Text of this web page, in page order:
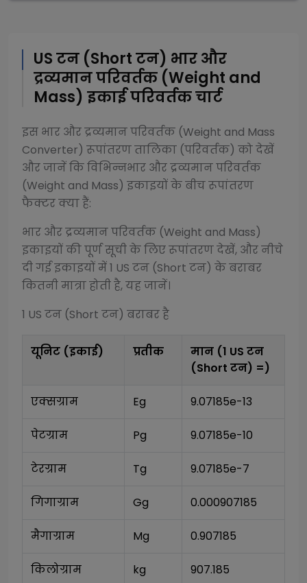
US टन (Short टन) भार और
द्रव्यमान परिवर्तक (Weight and
Mass) इकाई परिवर्तक चार्ट
इस भार और द्रव्यमान परिवर्तक (Weight and Mass
Converter) रूपांतरण तालिका (परिवर्तक) को देखें
और जानें कि विभिन्नभार और द्रव्यमान परिवर्तक
(Weight and Mass) इकाइयों के बीच रूपांतरण
फैक्टर क्या हैं:
भार और द्रव्यमान परिवर्तक (Weight and Mass)
इकाइयों की पूर्ण सूची के लिए रूपांतरण देखें, और नीचे
दी गई इकाइयों में 1 US टन (Short टन) के बराबर
कितनी मात्रा होती है, यह जानें।
1 US टन (Short टन) बराबर है
यूनिट (इकाई) प्रतीक मान (1 US टन
(Short टन) =)
एक्सग्राम Eg 9.07185e-13
पेटग्राम Pg 9.07185e-10
टेरग्राम Tg 9.07185e-7
गिगाग्राम Gg 0.000907185
मैगाग्राम Mg 0.907185
किलोग्राम kg 907.185